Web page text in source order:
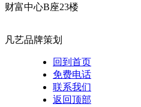
财富中心B座23楼
凡艺品牌策划
回到首页
免费电话
联系我们
返回顶部